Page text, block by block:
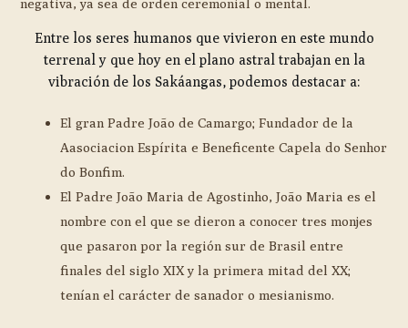
Entre los seres humanos que vivieron en este mundo
terrenal y que hoy en el plano astral trabajan en la
vibración de los Sakáangas, podemos destacar a:
El gran Padre João de Camargo; Fundador de la
Aasociacion Espírita e Beneficente Capela do Senhor
do Bonfim.
El Padre João Maria de Agostinho, João Maria es el
nombre con el que se dieron a conocer tres monjes
que pasaron por la región sur de Brasil entre
finales del siglo XIX y la primera mitad del XX;
tenían el carácter de sanador o mesianismo.